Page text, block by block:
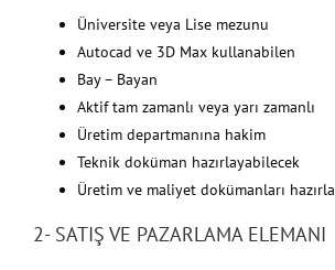
Üniversite veya Lise mezunu
Autocad ve 3D Max kullanabilen
Bay – Bayan
Aktif tam zamanlı veya yarı zamanlı
Üretim departmanına hakim
Teknik doküman hazırlayabilecek
Üretim ve maliyet dokümanları
2- SATIŞ VE PAZARLAMA ELEMANI